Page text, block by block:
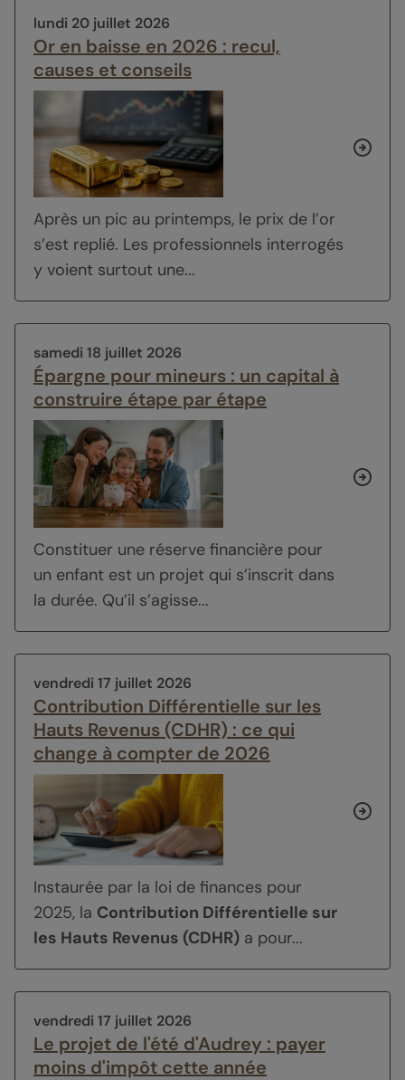
lundi 20 juillet 2026
Or en baisse en 2026 : recul,
causes et conseils
Après un pic au printemps, le prix de l’or
s’est replié. Les professionnels interrogés
y voient surtout une...
samedi 18 juillet 2026
Épargne pour mineurs : un capital à
construire étape par étape
Constituer une réserve financière pour
un enfant est un projet qui s’inscrit dans
la durée. Qu’il s’agisse...
vendredi 17 juillet 2026
Contribution Différentielle sur les
Hauts Revenus (CDHR) : ce qui
change à compter de 2026
Instaurée par la loi de finances pour
2025, la Contribution Différentielle sur
les Hauts Revenus (CDHR) a pour...
vendredi 17 juillet 2026
Le projet de l'été d'Audrey : payer
moins d'impôt cette année